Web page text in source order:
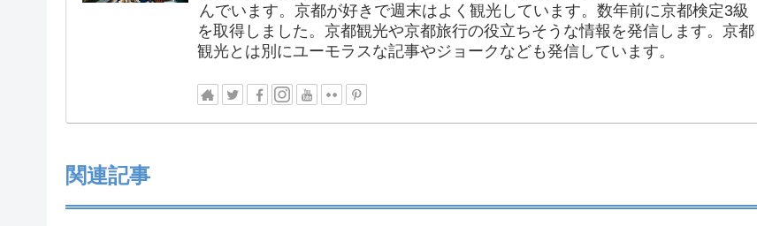
んでいます。京都が好きで週末はよく観光しています。数年前に京都検定3級
を取得しました。京都観光や京都旅行の役立ちそうな情報を発信します。京都
観光とは別にユーモラスな記事やジョークなども発信しています。
関連記事